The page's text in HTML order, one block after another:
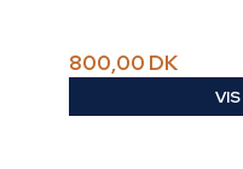
800,00 DK